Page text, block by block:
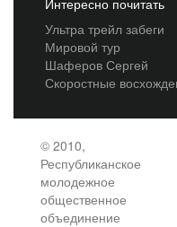
Ультра трейл забеги
Мировой тур
Шаферов Сергей
Скоростные
© 2010,
Республиканское
молодежное
общественное
объединение